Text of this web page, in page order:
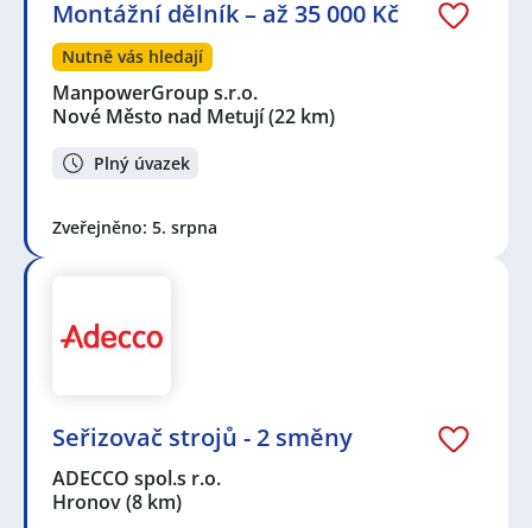
Montážní dělník – až 35 000 Kč
Nutně vás hledají
ManpowerGroup s.r.o.
Nové Město nad Metují(22 km)
Plný úvazek
Zveřejněno: 5. srpna
Seřizovač strojů - 2 směny
ADECCO spol.s r.o.
Hronov(8 km)